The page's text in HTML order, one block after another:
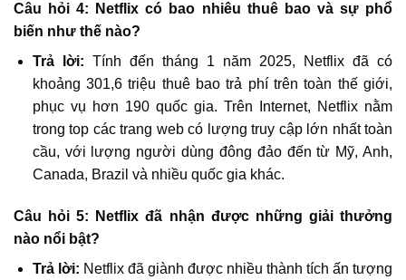
Câu hỏi 4: Netflix có bao nhiêu thuê bao và sự phổ
biến như thế nào?
Trả lời: Tính đến tháng 1 năm 2025, Netflix đã có
khoảng 301,6 triệu thuê bao trả phí trên toàn thế giới,
phục vụ hơn 190 quốc gia. Trên Internet, Netflix nằm
trong top các trang web có lượng truy cập lớn nhất toàn
cầu, với lượng người dùng đông đảo đến từ Mỹ, Anh,
Canada, Brazil và nhiều quốc gia khác.
Câu hỏi 5: Netflix đã nhận được những giải thưởng
nào nổi bật?
Trả lời: Netflix đã giành được nhiều thành tích ấn tượng